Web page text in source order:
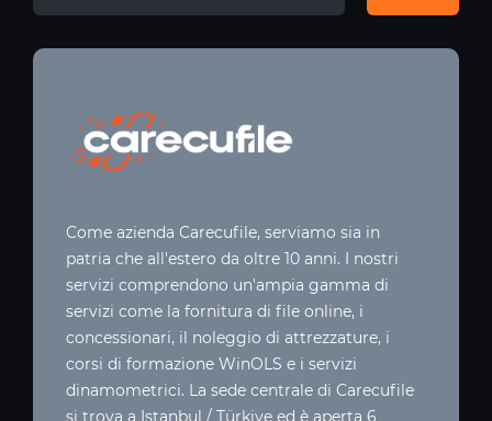
Come azienda Carecufile, serviamo sia in
patria che all'estero da oltre 10 anni. I nostri
servizi comprendono un'ampia gamma di
servizi come la fornitura di file online, i
concessionari, il noleggio di attrezzature, i
corsi di formazione WinOLS e i servizi
dinamometrici. La sede centrale di Carecufile
si trova a Istanbul / Türkiye ed è aperta 6